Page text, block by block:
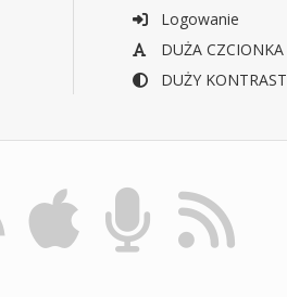
Logowanie
DUŻA CZCIONKA
DUŻY KONTRAST